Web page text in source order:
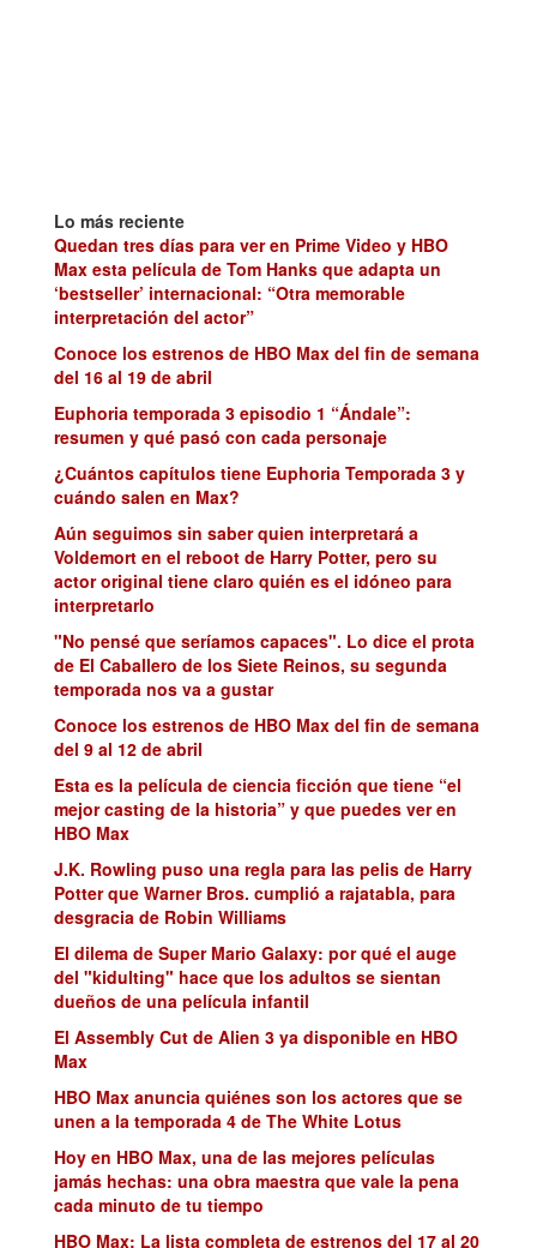
Lo más reciente
Quedan tres días para ver en Prime Video y HBO
Max esta película de Tom Hanks que adapta un
‘bestseller’ internacional: “Otra memorable
interpretación del actor”
Conoce los estrenos de HBO Max del fin de semana
del 16 al 19 de abril
Euphoria temporada 3 episodio 1 “Ándale”:
resumen y qué pasó con cada personaje
¿Cuántos capítulos tiene Euphoria Temporada 3 y
cuándo salen en Max?
Aún seguimos sin saber quien interpretará a
Voldemort en el reboot de Harry Potter, pero su
actor original tiene claro quién es el idóneo para
interpretarlo
"No pensé que seríamos capaces". Lo dice el prota
de El Caballero de los Siete Reinos, su segunda
temporada nos va a gustar
Conoce los estrenos de HBO Max del fin de semana
del 9 al 12 de abril
Esta es la película de ciencia ficción que tiene “el
mejor casting de la historia” y que puedes ver en
HBO Max
J.K. Rowling puso una regla para las pelis de Harry
Potter que Warner Bros. cumplió a rajatabla, para
desgracia de Robin Williams
El dilema de Super Mario Galaxy: por qué el auge
del "kidulting" hace que los adultos se sientan
dueños de una película infantil
El Assembly Cut de Alien 3 ya disponible en HBO
Max
HBO Max anuncia quiénes son los actores que se
unen a la temporada 4 de The White Lotus
Hoy en HBO Max, una de las mejores películas
jamás hechas: una obra maestra que vale la pena
cada minuto de tu tiempo
HBO Max: La lista completa de estrenos del 17 al 20